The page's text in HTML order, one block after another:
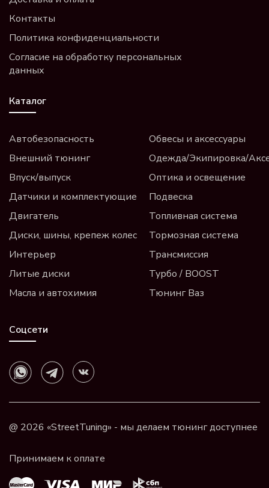
Контакты
Политика конфиденциальности
Согласие на обработку персональных
данных
Каталог
Автобезопасность
Внешний тюнинг
Впуск/выпуск
Датчики и комплектующие
Двигатель
Диски, шины, крепеж колес
Интерьер
Литые диски
Масла и автохимия
Обвесы и аксессуары
Одежда/Экипировка/
Оптика и освещение
Подвеска
Топливная система
Тормозная система
Трансмиссия
Турбо / BOOST
Тюнинг Ваз
Соцсети
@ 2026 «StreetTuning» - мы делаем тюнинг доступнее